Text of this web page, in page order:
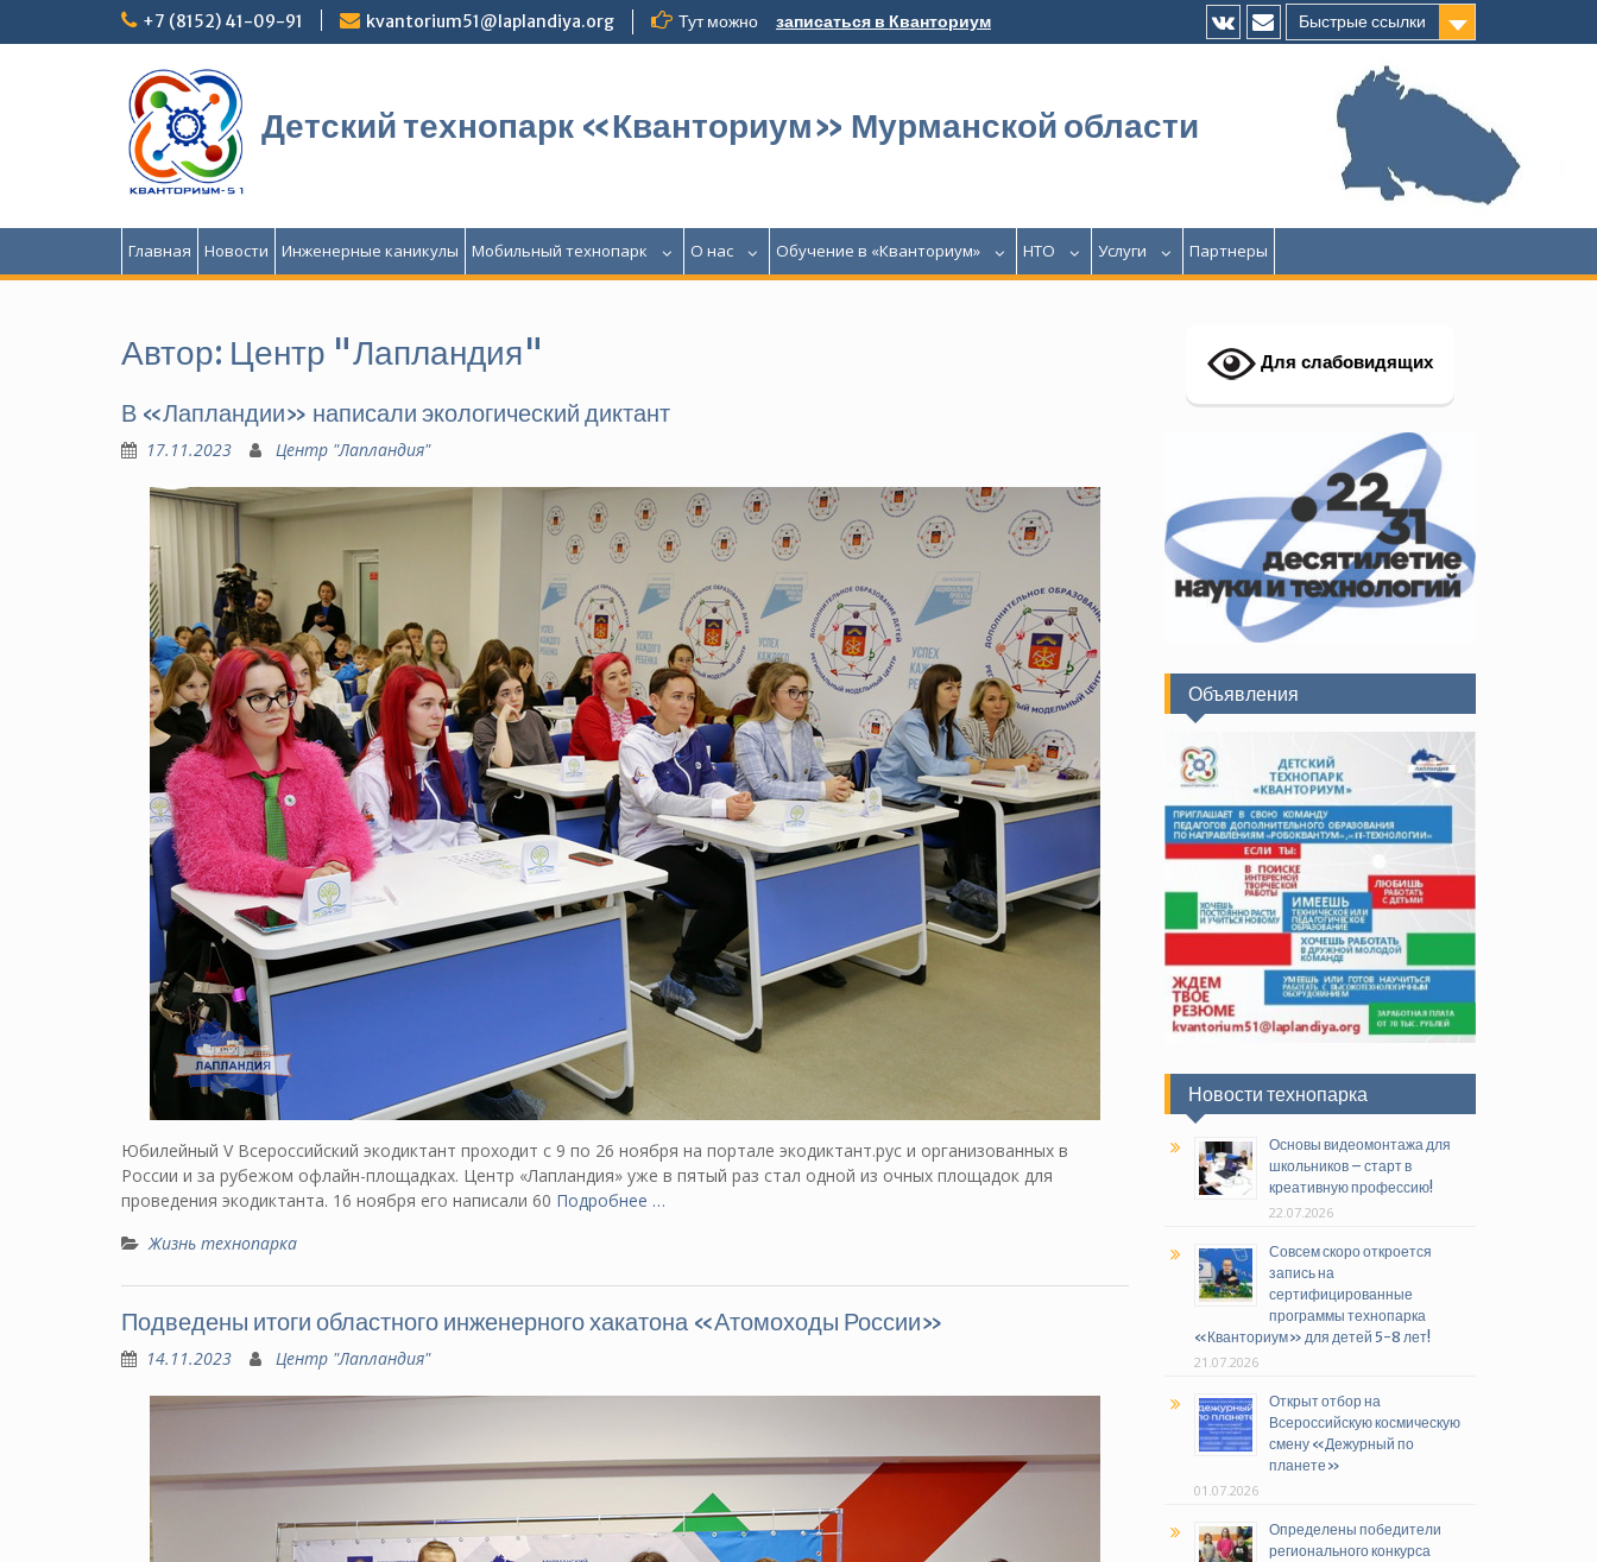
+7 (8152) 41-09-91 kvantorium51@laplandiya.org Тут можно записаться в Кванториум
Быстрые ссылки
Детский технопарк «Кванториум» Мурманской области
Главная Новости Инженерные каникулы Мобильный технопарк О нас Обучение в «Кванториум» НТО Услуги Партнеры
Автор: Центр "Лапландия"
В «Лапландии» написали экологический диктант
17.11.2023 Центр "Лапландия"
Юбилейный V Всероссийский экодиктант проходит с 9 по 26 ноября на портале экодиктант.рус и организованных в
России и за рубежом офлайн-площадках. Центр «Лапландия» уже в пятый раз стал одной из очных площадок для
проведения экодиктанта. 16 ноября его написали 60 Подробнее …
Жизнь технопарка
Подведены итоги областного инженерного хакатона «Атомоходы России»
14.11.2023 Центр "Лапландия"
Для слабовидящих
Объявления
Новости технопарка
Основы видеомонтажа для
школьников – старт в
креативную профессию!
22.07.2026
Совсем скоро откроется
запись на
сертифицированные
программы технопарка
«Кванториум» для детей 5-8 лет!
21.07.2026
Открыт отбор на
Всероссийскую космическую
смену «Дежурный по
планете»
01.07.2026
Определены победители
регионального конкурса